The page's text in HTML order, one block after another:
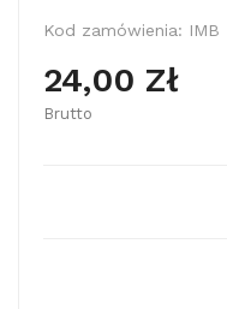
Kod zamówienia: IMB
24,00 Zł
Brutto